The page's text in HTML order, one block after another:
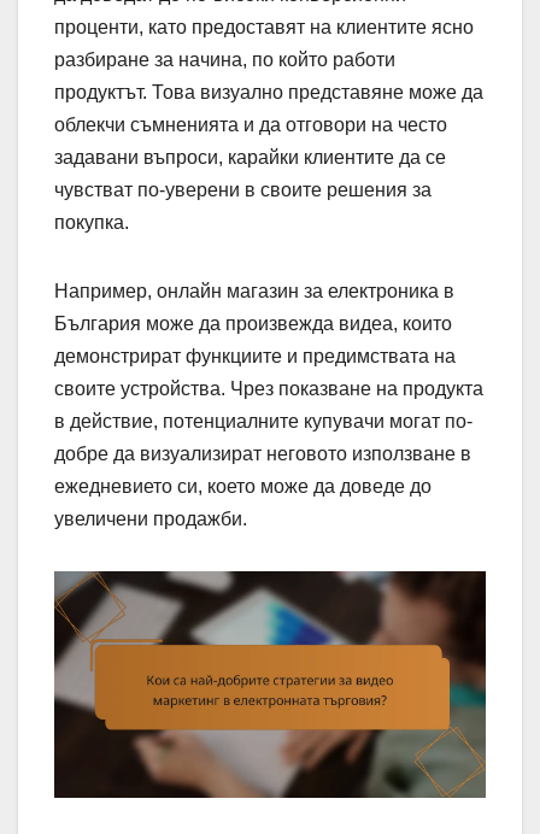
проценти, като предоставят на клиентите ясно
разбиране за начина, по който работи
продуктът. Това визуално представяне може да
облекчи съмненията и да отговори на често
задавани въпроси, карайки клиентите да се
чувстват по-уверени в своите решения за
покупка.
Например, онлайн магазин за електроника в
България може да произвежда видеа, които
демонстрират функциите и предимствата на
своите устройства. Чрез показване на продукта
в действие, потенциалните купувачи могат по-
добре да визуализират неговото използване в
ежедневието си, което може да доведе до
увеличени продажби.